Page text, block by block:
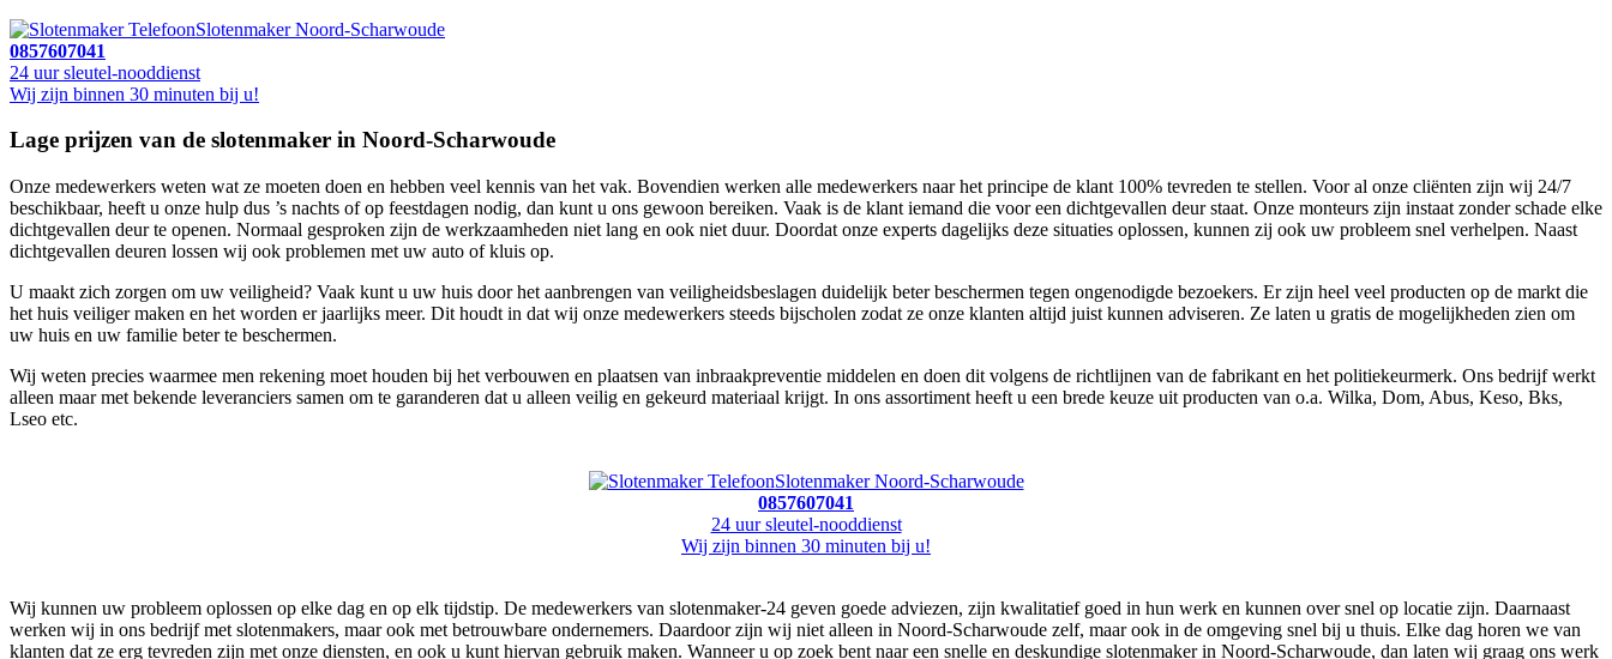
Slotenmaker Noord-Scharwoude
0857607041
24 uur sleutel-nooddienst
Wij zijn binnen 30 minuten bij u!
Lage prijzen van de slotenmaker in Noord-Scharwoude
Onze medewerkers weten wat ze moeten doen en hebben veel kennis van het vak. Bovendien werken alle medewerkers naar het principe de klant 100% tevreden te stellen. Voor al onze cliënten zijn wij 24/7
beschikbaar, heeft u onze hulp dus ’s nachts of op feestdagen nodig, dan kunt u ons gewoon bereiken. Vaak is de klant iemand die voor een dichtgevallen deur staat. Onze monteurs zijn instaat zonder schade elke
dichtgevallen deur te openen. Normaal gesproken zijn de werkzaamheden niet lang en ook niet duur. Doordat onze experts dagelijks deze situaties oplossen, kunnen zij ook uw probleem snel verhelpen. Naast
dichtgevallen deuren lossen wij ook problemen met uw auto of kluis op.
U maakt zich zorgen om uw veiligheid? Vaak kunt u uw huis door het aanbrengen van veiligheidsbeslagen duidelijk beter beschermen tegen ongenodigde bezoekers. Er zijn heel veel producten op de markt die
het huis veiliger maken en het worden er jaarlijks meer. Dit houdt in dat wij onze medewerkers steeds bijscholen zodat ze onze klanten altijd juist kunnen adviseren. Ze laten u gratis de mogelijkheden zien om
uw huis en uw familie beter te beschermen.
Wij weten precies waarmee men rekening moet houden bij het verbouwen en plaatsen van inbraakpreventie middelen en doen dit volgens de richtlijnen van de fabrikant en het politiekeurmerk. Ons bedrijf werkt
alleen maar met bekende leveranciers samen om te garanderen dat u alleen veilig en gekeurd materiaal krijgt. In ons assortiment heeft u een brede keuze uit producten van o.a. Wilka, Dom, Abus, Keso, Bks,
Lseo etc.
Slotenmaker Noord-Scharwoude
0857607041
24 uur sleutel-nooddienst
Wij zijn binnen 30 minuten bij u!
Wij kunnen uw probleem oplossen op elke dag en op elk tijdstip. De medewerkers van slotenmaker-24 geven goede adviezen, zijn kwalitatief goed in hun werk en kunnen over snel op locatie zijn. Daarnaast
werken wij in ons bedrijf met slotenmakers, maar ook met betrouwbare ondernemers. Daardoor zijn wij niet alleen in Noord-Scharwoude zelf, maar ook in de omgeving snel bij u thuis. Elke dag horen we van
klanten dat ze erg tevreden zijn met onze diensten, en ook u kunt hiervan gebruik maken. Wanneer u op zoek bent naar een snelle en deskundige slotenmaker in Noord-Scharwoude, dan laten wij graag ons werk